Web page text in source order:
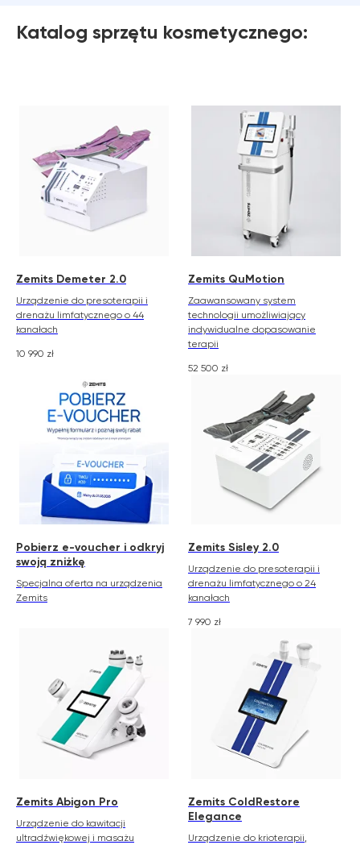
Katalog sprzętu kosmetycznego:
Zemits Demeter 2.0
Urządzenie do presoterapii i
drenażu limfatycznego o 44
kanałach
10 990 zł
Zemits QuMotion
Zaawansowany system
technologii umożliwiający
indywidualne dopasowanie
terapii
52 500 zł
Pobierz e-voucher i odkryj
swoją zniżkę
Specjalna oferta na urządzenia
Zemits
Zemits Sisley 2.0
Urządzenie do presoterapii i
drenażu limfatycznego o 24
kanałach
7 990 zł
Zemits Abigon Pro
Urządzenie do kawitacji
ultradźwiękowej i masażu
Zemits ColdRestore
Elegance
Urządzenie do krioterapii,